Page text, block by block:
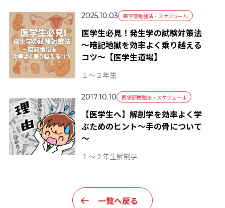
2025.10.03 医学部勉強法・スケジュール
医学生必見！発生学の試験対策法
～暗記地獄を効率よく乗り越える
コツ～【医学生道場】
１～２年生
2017.10.10 医学部勉強法・スケジュール
【医学生へ】解剖学を効率よく学
ぶためのヒント～手の骨について
～
１～２年生解剖学
一覧へ戻る